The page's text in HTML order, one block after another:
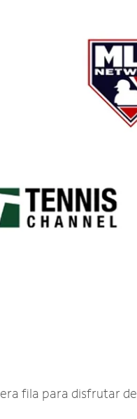
fila para disfrutar